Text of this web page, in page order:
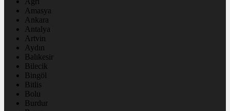
Amasya
Ankara
Antalya
Artvin
Aydın
Balıkesir
Bilecik
Bingöl
Bitlis
Bolu
Burdur